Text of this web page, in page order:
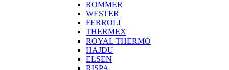
ROMMER
WESTER
FERROLI
THERMEX
ROYAL THERMO
HAJDU
ELSEN
RISPA